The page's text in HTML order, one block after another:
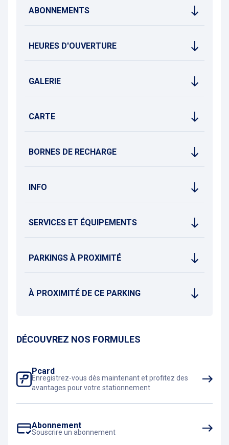
chinon-valdeloire.com
ABONNEMENTS
HEURES D'OUVERTURE
GALERIE
CARTE
BORNES DE RECHARGE
INFO
SERVICES ET ÉQUIPEMENTS
PARKINGS À PROXIMITÉ
À PROXIMITÉ DE CE PARKING
DÉCOUVREZ NOS FORMULES
Pcard
Enregistrez-vous dès maintenant et profitez des
avantages pour votre stationnement
Abonnement
Souscrire un abonnement